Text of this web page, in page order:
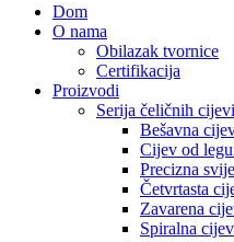
Dom
O nama
Obilazak tvornice
Certifikacija
Proizvodi
Serija čeličnih cijevi
Bešavna
Cijev od
Precizna
Četvrtasta
Zavarena
Spiralna cijev